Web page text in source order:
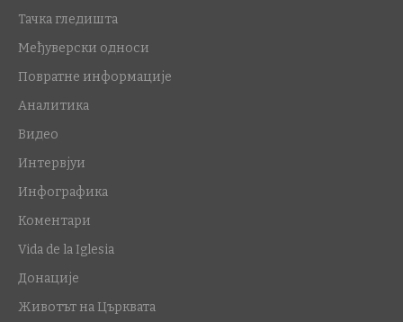
Тачка гледишта
Међуверски односи
Повратне информације
Аналитика
Видео
Интервјуи
Инфографика
Коментари
Vida de la Iglesia
Донације
Животът на Църквата